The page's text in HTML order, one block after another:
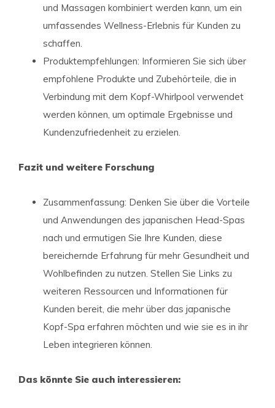
und Massagen kombiniert werden kann, um ein
umfassendes Wellness-Erlebnis für Kunden zu
schaffen.
Produktempfehlungen: Informieren Sie sich über
empfohlene Produkte und Zubehörteile, die in
Verbindung mit dem Kopf-Whirlpool verwendet
werden können, um optimale Ergebnisse und
Kundenzufriedenheit zu erzielen.
Fazit und weitere Forschung
Zusammenfassung: Denken Sie über die Vorteile
und Anwendungen des japanischen Head-Spas
nach und ermutigen Sie Ihre Kunden, diese
bereichernde Erfahrung für mehr Gesundheit und
Wohlbefinden zu nutzen. Stellen Sie Links zu
weiteren Ressourcen und Informationen für
Kunden bereit, die mehr über das japanische
Kopf-Spa erfahren möchten und wie sie es in ihr
Leben integrieren können.
Das könnte Sie auch interessieren: